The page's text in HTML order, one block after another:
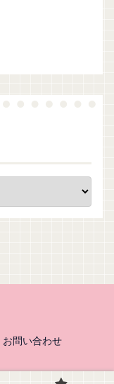
お問い合わせ